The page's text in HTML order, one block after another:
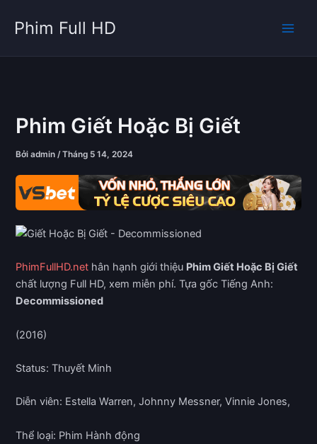
dung
Phim Full HD
Phim Giết Hoặc Bị Giết
Bởiadmin/Tháng 5 14, 2024
PhimFullHD.net hân hạnh giới thiệu Phim Giết Hoặc Bị Giết
chất lượng Full HD, xem miễn phí. Tựa gốc Tiếng Anh:
Decommissioned
(2016)
Status: Thuyết Minh
Diễn viên: Estella Warren, Johnny Messner, Vinnie Jones,
Thể loại: Phim Hành động